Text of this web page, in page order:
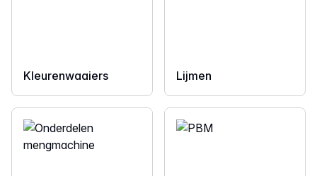
Kleurenwaaiers Lijmen